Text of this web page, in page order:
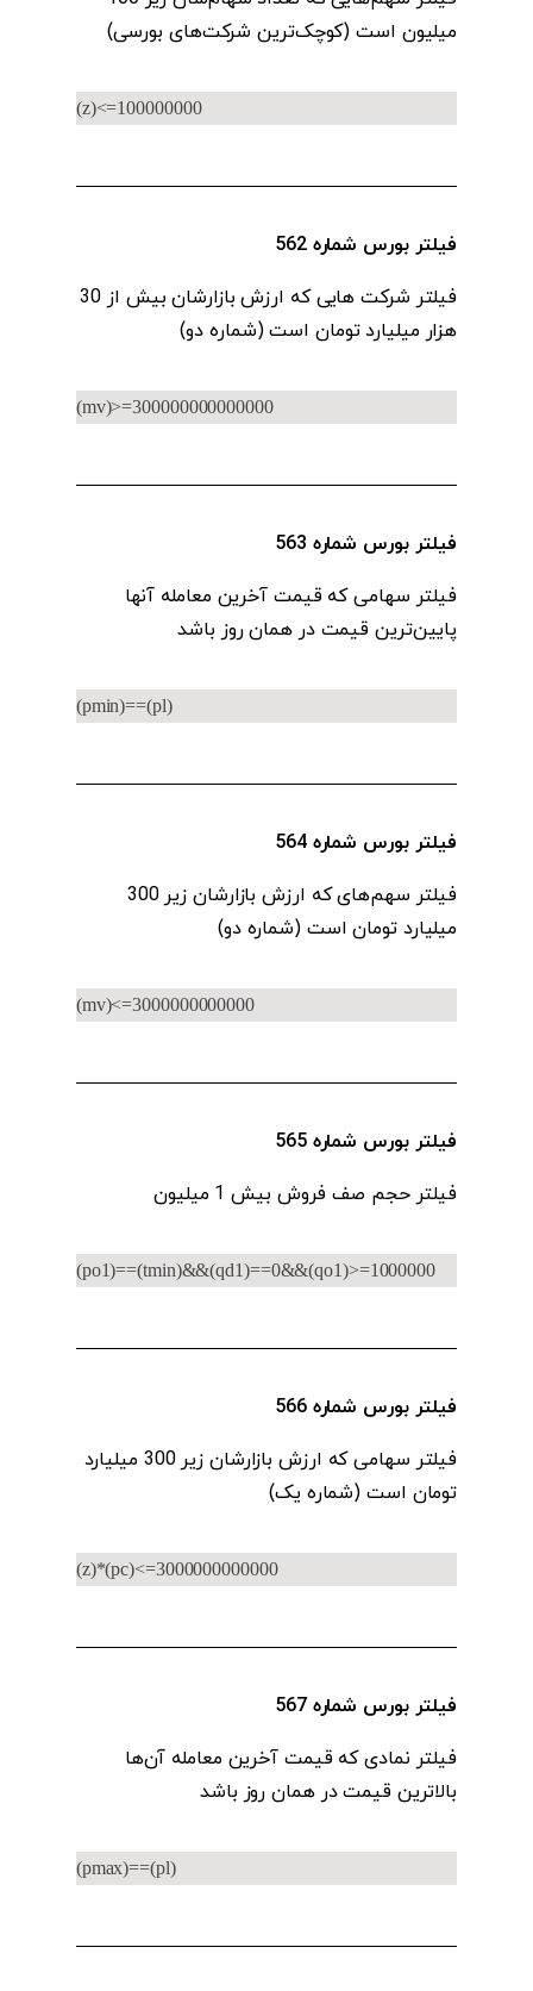
میلیون است (کوچک‌ترین شرکت‌های بورسی)
(z)<=100000000
فیلتر بورس شماره 562
فیلتر شرکت هایی که ارزش بازارشان بیش از 30
هزار میلیارد تومان است (شماره دو)
(mv)>=300000000000000
فیلتر بورس شماره 563
فیلتر سهامی که قیمت آخرین معامله آنها
پایین‌ترین قیمت در همان روز باشد
(pmin)==(pl)
فیلتر بورس شماره 564
فیلتر سهم‌های که ارزش بازارشان زیر 300
میلیارد تومان است (شماره دو)
(mv)<=3000000000000
فیلتر بورس شماره 565
فیلتر حجم صف فروش بیش 1 میلیون
(po1)==(tmin)&&(qd1)==0&&(qo1)>=1000000
فیلتر بورس شماره 566
فیلتر سهامی که ارزش بازارشان زیر 300 میلیارد
تومان است (شماره یک)
(z)*(pc)<=3000000000000
فیلتر بورس شماره 567
فیلتر نمادی که قیمت آخرین معامله آن‌ها
بالاترین قیمت در همان روز باشد
(pmax)==(pl)